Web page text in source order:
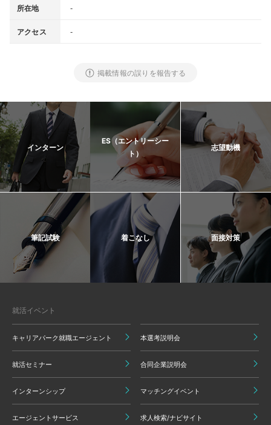
所在地 -
アクセス -
掲載情報の誤りを報告する
インターン
ES（エントリーシー
ト）
志望動機
筆記試験 着こなし 面接対策
就活イベント
キャリアパーク就職エージェント 本選考説明会
就活セミナー 合同企業説明会
インターンシップ マッチングイベント
エージェントサービス 求人検索/ナビサイト